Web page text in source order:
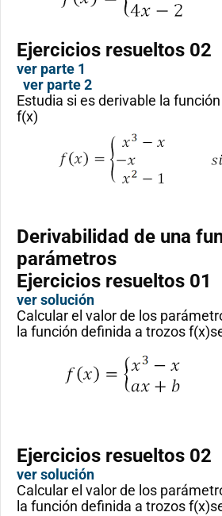
Ejercicios resueltos 02
ver parte 1
ver parte 2
Estudia si es derivable la
f(x)
Derivabilidad de una
parámetros
Ejercicios resueltos 01
ver solución
Calcular el valor de los
la función definida a trozos
Ejercicios resueltos 02
ver solución
Calcular el valor de los
la función definida a trozos